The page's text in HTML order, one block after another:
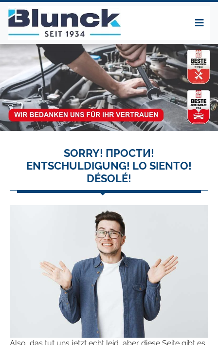
SORRY! ПРОСТИ!
ENTSCHULDIGUNG! LO SIENTO!
DÉSOLÉ!